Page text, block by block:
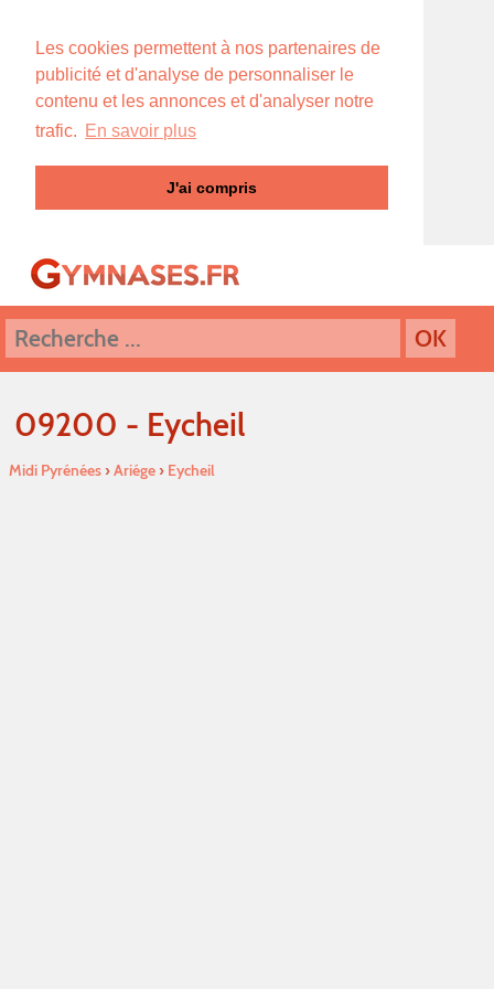
Les cookies permettent à nos partenaires de
publicité et d'analyse de personnaliser le
contenu et les annonces et d'analyser notre
trafic. En savoir plus
J'ai compris
09200 - Eycheil
Midi Pyrénées›Ariége› Eycheil